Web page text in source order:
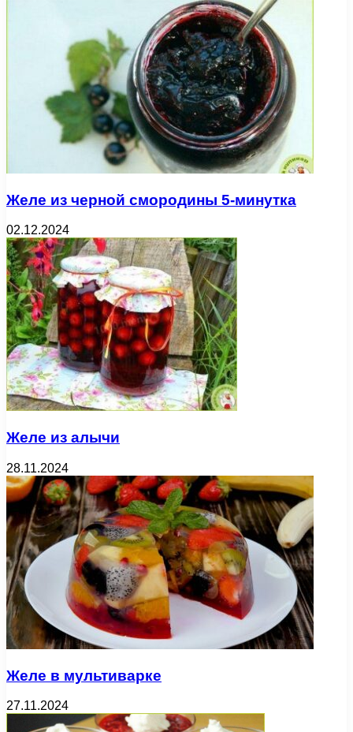
Желе из черной смородины 5-минутка
02.12.2024
Желе из алычи
28.11.2024
Желе в мультиварке
27.11.2024